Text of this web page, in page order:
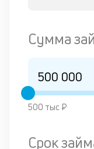
Сумма
500 тыс ₽
Срок